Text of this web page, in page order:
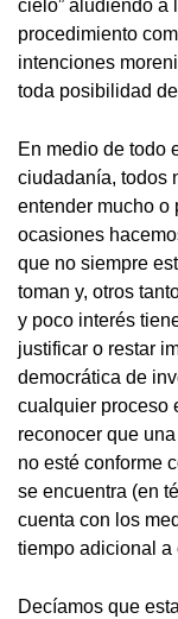
cielo” aludiendo a
procedimiento
intenciones
toda posibilidad
En medio de todo
ciudadanía, todos
entender mucho o
ocasiones
que no siempre
toman y, otros
y poco interés
justificar o restar
democrática de
cualquier proceso
reconocer que
no esté conforme
se encuentra (en
cuenta con los
tiempo adicional a
Decíamos que